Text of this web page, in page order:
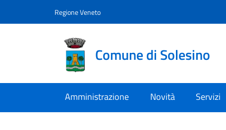
Regione Veneto
Comune di Solesino
Amministrazione Novità Servizi